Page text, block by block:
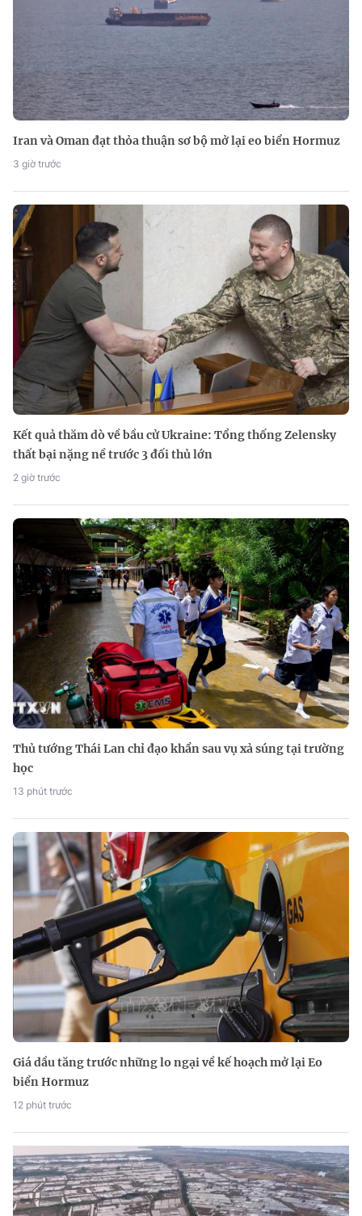
Iran và Oman đạt thỏa thuận sơ bộ mở lại eo biển Hormuz
3 giờ trước
Kết quả thăm dò về bầu cử Ukraine: Tổng thống Zelensky
thất bại nặng nề trước 3 đối thủ lớn
2 giờ trước
Thủ tướng Thái Lan chỉ đạo khẩn sau vụ xả súng tại trường
học
13 phút trước
Giá dầu tăng trước những lo ngại về kế hoạch mở lại Eo
biển Hormuz
12 phút trước